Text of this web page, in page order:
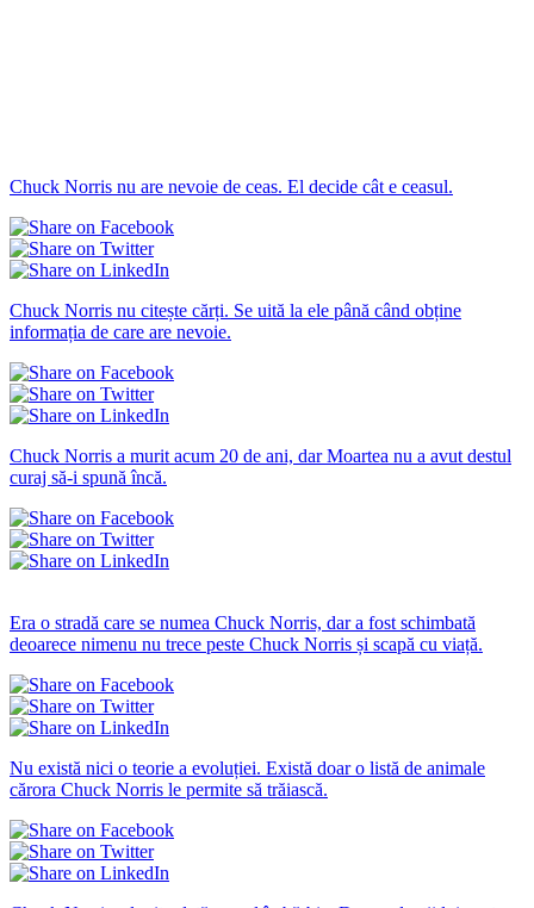
Chuck Norris nu are nevoie de ceas. El decide cât e ceasul.
Chuck Norris nu citește cărți. Se uită la ele până când obține
informația de care are nevoie.
Chuck Norris a murit acum 20 de ani, dar Moartea nu a avut destul
curaj să-i spună încă.
Era o stradă care se numea Chuck Norris, dar a fost schimbată
deoarece nimenu nu trece peste Chuck Norris și scapă cu viață.
Nu există nici o teorie a evoluției. Există doar o listă de animale
cărora Chuck Norris le permite să trăiască.